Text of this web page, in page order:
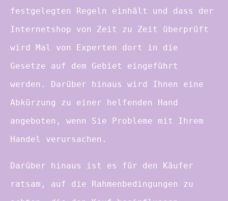
festgelegten Regeln einhält und dass der
Internetshop von Zeit zu Zeit überprüft
wird Mal von Experten dort in die
Gesetze auf dem Gebiet eingeführt
werden. Darüber hinaus wird Ihnen eine
Abkürzung zu einer helfenden Hand
angeboten, wenn Sie Probleme mit Ihrem
Handel verursachen.
Darüber hinaus ist es für den Käufer
ratsam, auf die Rahmenbedingungen zu